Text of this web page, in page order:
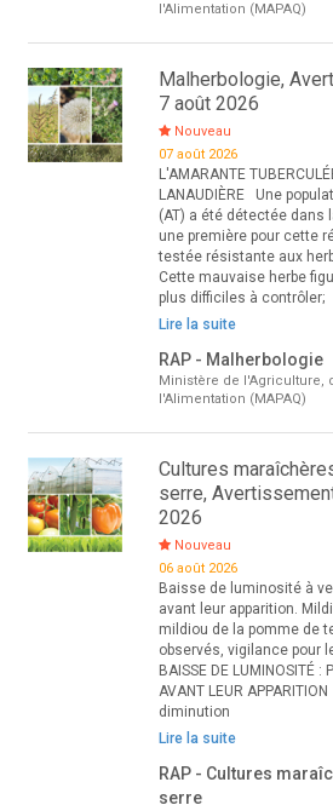
l'Alimentation (MAPAQ)
Malherbologie,
7 août 2026
Nouveau
07 août 2026
L'AMARANTE
LANAUDIÈRE Une
(AT) a été détectée dans
une première pour cette
testée résistante aux
Cette mauvaise herbe
plus difficiles à contrôler;
Lire la suite
RAP - Malherbologie
Ministère de l'Agriculture,
l'Alimentation (MAPAQ)
Cultures
serre,
2026
Nouveau
06 août 2026
Baisse de luminosité à
avant leur apparition.
mildiou de la pomme de
observés, vigilance pour
BAISSE DE LUMINOSITÉ :
AVANT LEUR
diminution
Lire la suite
RAP - Cultures
serre